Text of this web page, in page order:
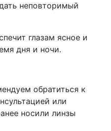
неповторимый
глазам ясное и
дня и ночи.
обратиться к
или
носили линзы